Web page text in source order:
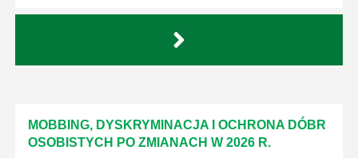
MOBBING, DYSKRYMINACJA I OCHRONA DÓBR
OSOBISTYCH PO ZMIANACH W 2026 R.